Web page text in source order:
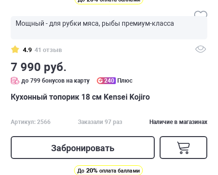
Мощный - для рубки мяса, рыбы премиум-класса
4.9 41 отзыв
7 990 руб.
до 799 бонусов на карту 240 Плюс
Кухонный топорик 18 см Kensei Kojiro
Артикул: 2566 Заказали 97 раз Наличие в магазинах
Забронировать
До 20% оплата баллами